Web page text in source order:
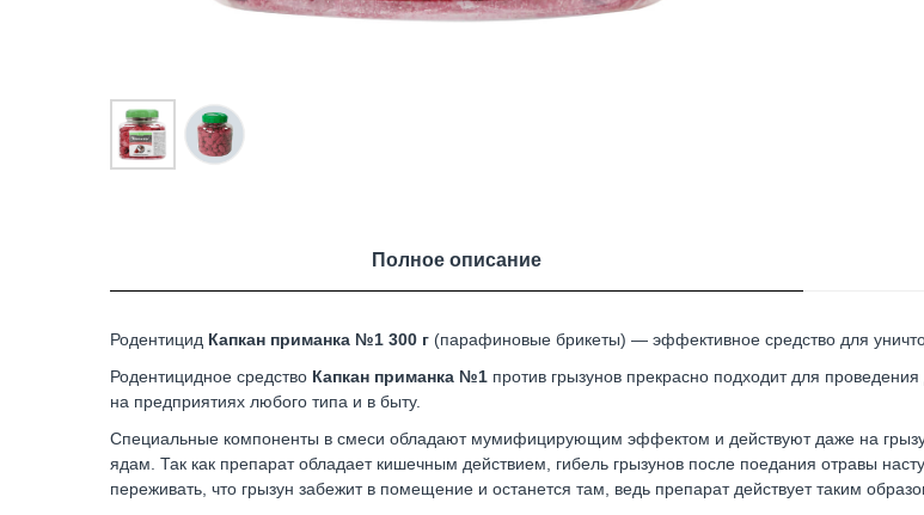
Полное описание
Родентицид Капкан приманка №1 300 г (парафиновые брикеты) — эффективное средство для
Родентицидное средство Капкан приманка №1 против грызунов прекрасно подходит для
на предприятиях любого типа и в быту.
Специальные компоненты в смеси обладают мумифицирующим эффектом и действуют даже на
ядам. Так как препарат обладает кишечным действием, гибель грызунов после поедания отравы
переживать, что грызун забежит в помещение и останется там, ведь препарат действует таким